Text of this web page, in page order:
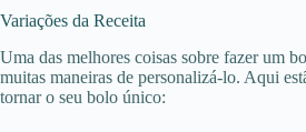
Variações da Receita
Uma das melhores coisas sobre fazer um
muitas maneiras de personalizá-lo. Aqui
tornar o seu bolo único: